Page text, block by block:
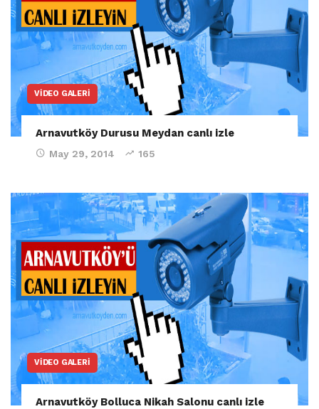
VIDEO GALERI
Arnavutköy Durusu Meydan canlı izle
May 29, 2014 165
VIDEO GALERI
Arnavutköy Bolluca Nikah Salonu canlı izle